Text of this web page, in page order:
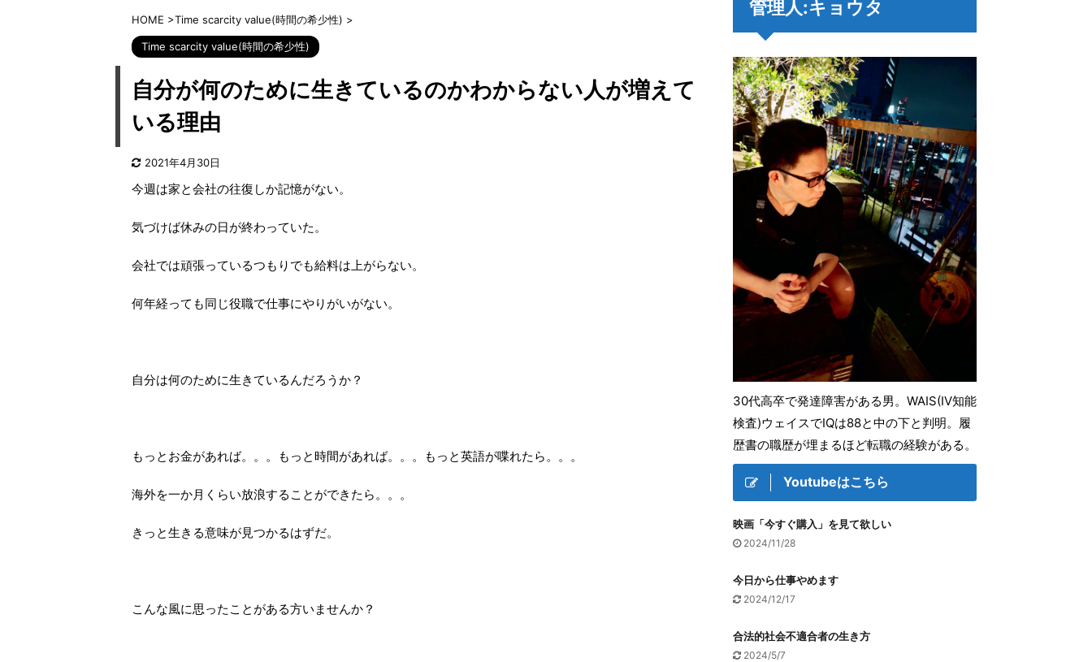
HOME >Time scarcity value(時間の希少性) >
Time scarcity value(時間の希少性)
自分が何のために生きているのかわからない人が増えて
いる理由
2021年4月30日
今週は家と会社の往復しか記憶がない。
気づけば休みの日が終わっていた。
会社では頑張っているつもりでも給料は上がらない。
何年経っても同じ役職で仕事にやりがいがない。
自分は何のために生きているんだろうか？
もっとお金があれば。。。もっと時間があれば。。。もっと英語が喋れたら。。。
海外を一か月くらい放浪することができたら。。。
きっと生きる意味が見つかるはずだ。
こんな風に思ったことがある方いませんか？
管理人:キョウタ
30代高卒で発達障害がある男。WAIS(IV知能
検査)ウェイスでIQは88と中の下と判明。履
歴書の職歴が埋まるほど転職の経験がある。
Youtubeはこちら
映画「今すぐ購入」を見て欲しい
2024/11/28
今日から仕事やめます
2024/12/17
合法的社会不適合者の生き方
2024/5/7